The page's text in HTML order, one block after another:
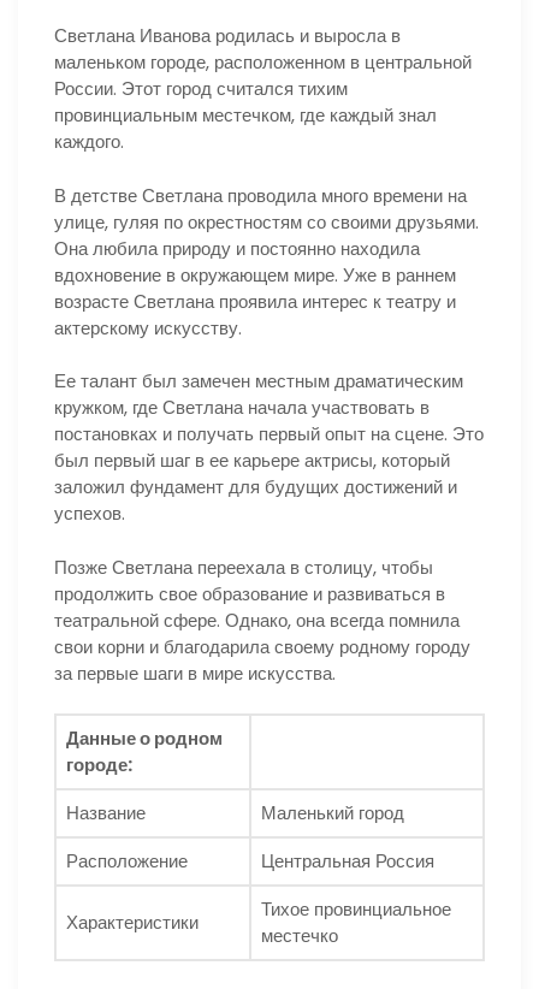
Светлана Иванова родилась и выросла в
маленьком городе, расположенном в центральной
России. Этот город считался тихим
провинциальным местечком, где каждый знал
каждого.
В детстве Светлана проводила много времени на
улице, гуляя по окрестностям со своими друзьями.
Она любила природу и постоянно находила
вдохновение в окружающем мире. Уже в раннем
возрасте Светлана проявила интерес к театру и
актерскому искусству.
Ее талант был замечен местным драматическим
кружком, где Светлана начала участвовать в
постановках и получать первый опыт на сцене. Это
был первый шаг в ее карьере актрисы, который
заложил фундамент для будущих достижений и
успехов.
Позже Светлана переехала в столицу, чтобы
продолжить свое образование и развиваться в
театральной сфере. Однако, она всегда помнила
свои корни и благодарила своему родному городу
за первые шаги в мире искусства.
Данные о родном
городе:
Название
Маленький город
Расположение
Центральная Россия
Характеристики
Тихое провинциальное
местечко